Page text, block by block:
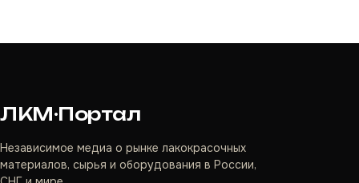
ЛКМ·Портал
Независимое медиа о рынке лакокрасочных
материалов, сырья и оборудования в России,